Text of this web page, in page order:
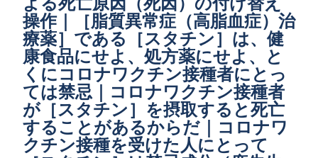
操作｜［脂質異常症（高脂血症）治
療薬］である［スタチン］は、健
康食品にせよ、処方薬にせよ、と
くにコロナワクチン接種者にとっ
ては禁忌｜コロナワクチン接種者
が［スタチン］を摂取すると死亡
することがあるからだ｜コロナワ
クチン接種を受けた人にとって